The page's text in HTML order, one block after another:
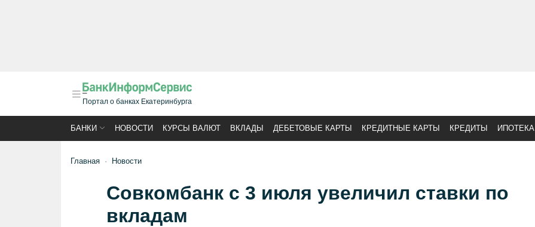
Портал о банках Екатеринбурга
БАНКИ НОВОСТИ КУРСЫ ВАЛЮТ ВКЛАДЫ ДЕБЕТОВЫЕ КАРТЫ КРЕДИТНЫЕ КАРТЫ КРЕДИТЫ ИПОТЕКА
Главная Новости
Совкомбанк с 3 июля увеличил ставки по
вкладам